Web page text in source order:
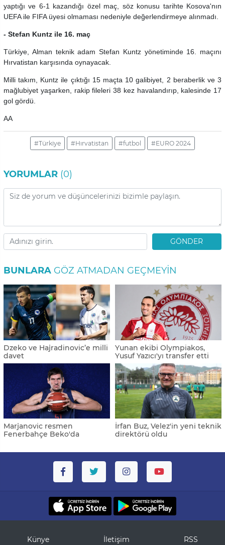
yaptığı ve 6-1 kazandığı özel maç, söz konusu tarihte Kosova'nın
UEFA ile FIFA üyesi olmaması nedeniyle değerlendirmeye alınmadı.
- Stefan Kuntz ile 16. maç
Türkiye, Alman teknik adam Stefan Kuntz yönetiminde 16. maçını
Hırvatistan karşısında oynayacak.
Milli takım, Kuntz ile çıktığı 15 maçta 10 galibiyet, 2 beraberlik ve 3
mağlubiyet yaşarken, rakip fileleri 38 kez havalandırıp, kalesinde 17
gol gördü.
AA
#Türkiye #Hırvatistan #futbol #EURO 2024
YORUMLAR (0)
GÖNDER
BUNLARA GÖZ ATMADAN GEÇMEYIN
Dzeko ve Hajradinovic’e milli
davet
Yunan ekibi Olympiakos,
Yusuf Yazıcı'yı transfer etti
Marjanovic resmen
Fenerbahçe Beko'da
İrfan Buz, Velez'in yeni teknik
direktörü oldu
Künye İletişim RSS